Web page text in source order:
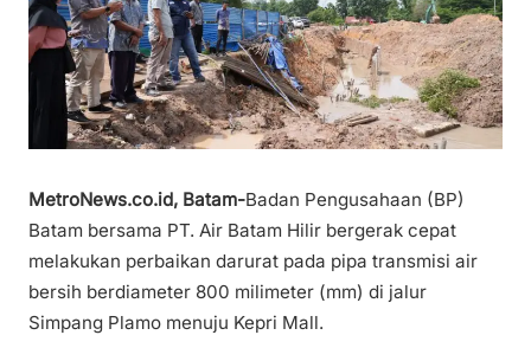
MetroNews.co.id, Batam-Badan Pengusahaan (BP)
Batam bersama PT. Air Batam Hilir bergerak cepat
melakukan perbaikan darurat pada pipa transmisi air
bersih berdiameter 800 milimeter (mm) di jalur
Simpang Plamo menuju Kepri Mall.